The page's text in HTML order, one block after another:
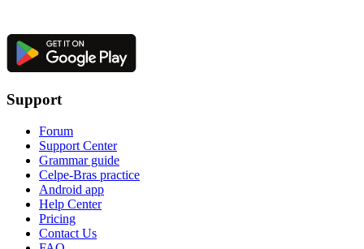
Support
Forum
Support Center
Grammar guide
Celpe-Bras practice
Android app
Help Center
Pricing
Contact Us